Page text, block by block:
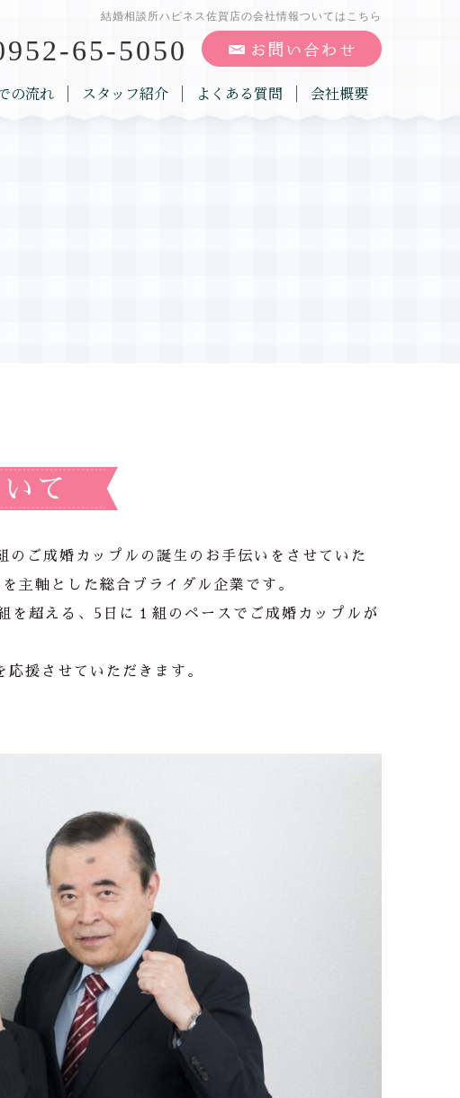
結婚相談所ハピネス佐賀店の会社情報ついてはこちら
65-5050
の流れ スタッフ紹介 よくある質問 会社概要
て
のご成婚カップルの誕生のお手伝いをさせていた
主軸とした総合ブライダル企業です。
超える、5日に１組のペースでご成婚カップルが
援させていただきます。